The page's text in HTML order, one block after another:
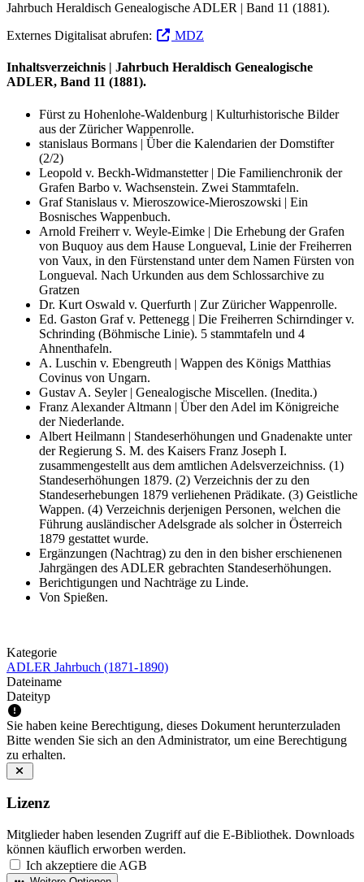
Jahrbuch Heraldisch Genealogische ADLER | Band 11 (1881).
Externes Digitalisat abrufen:
MDZ
Inhaltsverzeichnis | Jahrbuch Heraldisch Genealogische
ADLER, Band 11 (1881).
Fürst zu Hohenlohe-Waldenburg | Kulturhistorische Bilder
aus der Züricher Wappenrolle.
stanislaus Bormans | Über die Kalendarien der Domstifter
(2/2)
Leopold v. Beckh-Widmanstetter | Die Familienchronik der
Grafen Barbo v. Wachsenstein. Zwei Stammtafeln.
Graf Stanislaus v. Mieroszowice-Mieroszowski | Ein
Bosnisches Wappenbuch.
Arnold Freiherr v. Weyle-Eimke | Die Erhebung der Grafen
von Buquoy aus dem Hause Longueval, Linie der Freiherren
von Vaux, in den Fürstenstand unter dem Namen Fürsten von
Longueval. Nach Urkunden aus dem Schlossarchive zu
Gratzen
Dr. Kurt Oswald v. Querfurth | Zur Züricher Wappenrolle.
Ed. Gaston Graf v. Pettenegg | Die Freiherren Schirndinger v.
Schrinding (Böhmische Linie). 5 stammtafeln und 4
Ahnenthafeln.
A. Luschin v. Ebengreuth | Wappen des Königs Matthias
Covinus von Ungarn.
Gustav A. Seyler | Genealogische Miscellen. (Inedita.)
Franz Alexander Altmann | Über den Adel im Königreiche
der Niederlande.
Albert Heilmann | Standeserhöhungen und Gnadenakte unter
der Regierung S. M. des Kaisers Franz Joseph I.
zusammengestellt aus dem amtlichen Adelsverzeichniss. (1)
Standeserhöhungen 1879. (2) Verzeichnis der zu den
Standeserhebungen 1879 verliehenen Prädikate. (3) Geistliche
Wappen. (4) Verzeichnis derjenigen Personen, welchen die
Führung ausländischer Adelsgrade als solcher in Österreich
1879 gestattet wurde.
Ergänzungen (Nachtrag) zu den in den bisher erschienenen
Jahrgängen des ADLER gebrachten Standeserhöhungen.
Berichtigungen und Nachträge zu Linde.
Von Spießen.
Kategorie
ADLER Jahrbuch (1871-1890)
Dateiname
Dateityp
Sie haben keine Berechtigung, dieses Dokument herunterzuladen
Bitte wenden Sie sich an den Administrator, um eine Berechtigung
zu erhalten.
Lizenz
Mitglieder haben lesenden Zugriff auf die E-Bibliothek. Downloads
können käuflich erworben werden.
Ich akzeptiere die AGB